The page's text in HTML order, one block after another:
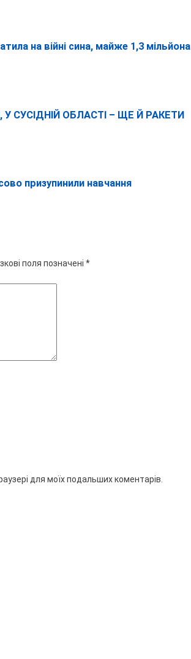
на війні сина, майже 1,3 мільйона
СУСІДНІЙ ОБЛАСТІ – ЩЕ Й РАКЕТИ
призупинили навчання
поля позначені *
для моїх подальших коментарів.